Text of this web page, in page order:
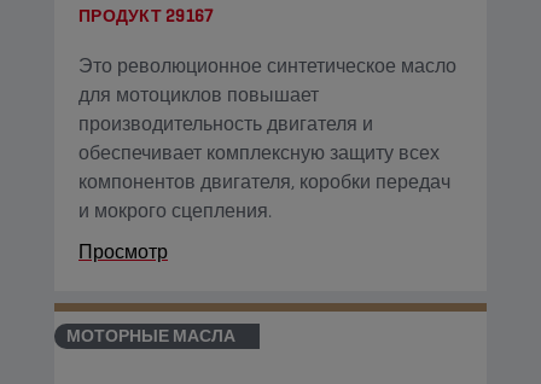
ПРОДУКТ29167
Это революционное синтетическое масло
для мотоциклов повышает
производительность двигателя и
обеспечивает комплексную защиту всех
компонентов двигателя, коробки передач
и мокрого сцепления.
Просмотр
МОТОРНЫЕ МАСЛА